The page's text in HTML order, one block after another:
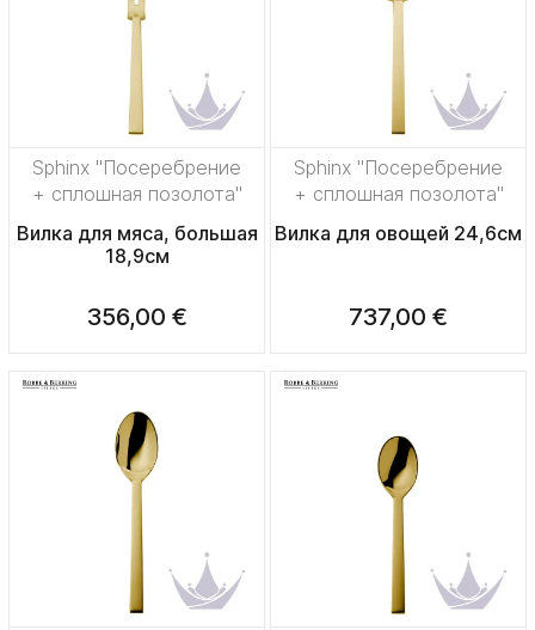
Sphinx "Посеребрение
+ сплошная позолота"
Вилка для мяса, большая
18,9см
356,00 €
Sphinx "Посеребрение
+ сплошная позолота"
Вилка для овощей 24,6см
737,00 €